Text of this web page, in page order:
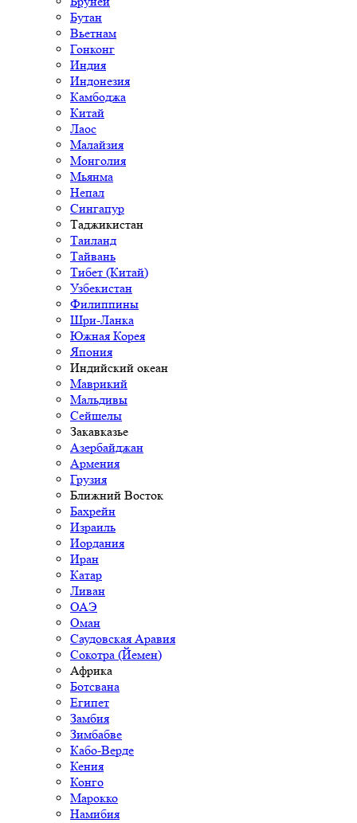
Бутан
Вьетнам
Гонконг
Индия
Индонезия
Камбоджа
Китай
Лаос
Малайзия
Монголия
Мьянма
Непал
Сингапур
Таджикистан
Таиланд
Тайвань
Тибет (Китай)
Узбекистан
Филиппины
Шри-Ланка
Южная Корея
Япония
Индийский океан
Маврикий
Мальдивы
Сейшелы
Закавказье
Азербайджан
Армения
Грузия
Ближний Восток
Бахрейн
Израиль
Иордания
Иран
Катар
Ливан
ОАЭ
Оман
Саудовская Аравия
Сокотра (Йемен)
Африка
Ботсвана
Египет
Замбия
Зимбабве
Кабо-Верде
Кения
Конго
Марокко
Намибия